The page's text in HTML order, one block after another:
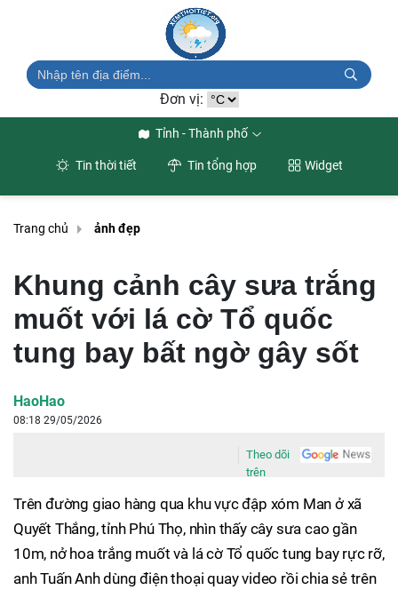
Đơn vị:
Tỉnh - Thành phố
Tin thời tiết Tin tổng hợp Widget
Trang chủ ảnh đẹp
Khung cảnh cây sưa trắng
muốt với lá cờ Tổ quốc
tung bay bất ngờ gây sốt
HaoHao
08:18 29/05/2026
Theo dõi
trên
Trên đường giao hàng qua khu vực đập xóm Man ở xã
Quyết Thắng, tỉnh Phú Thọ, nhìn thấy cây sưa cao gần
10m, nở hoa trắng muốt và lá cờ Tổ quốc tung bay rực rỡ,
anh Tuấn Anh dùng điện thoại quay video rồi chia sẻ trên